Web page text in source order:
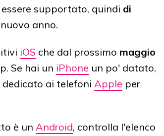
supportato, quindi di
anno.
iOS che dal prossimo maggio
Se hai un iPhone un po' datato,
ai telefoni Apple per
è un Android, controlla l'elenco